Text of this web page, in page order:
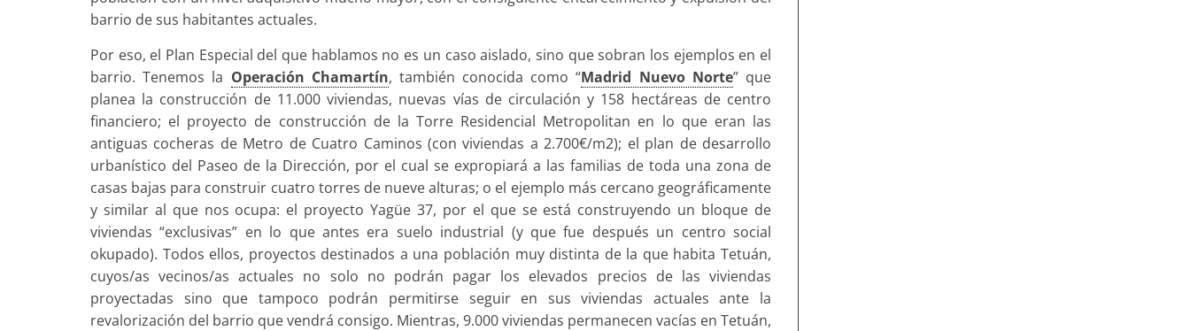
barrio de sus habitantes actuales.
Por eso, el Plan Especial del que hablamos no es un caso aislado, sino que sobran los ejemplos en el
barrio. Tenemos la Operación Chamartín, también conocida como “Madrid Nuevo Norte” que
planea la construcción de 11.000 viviendas, nuevas vías de circulación y 158 hectáreas de centro
financiero; el proyecto de construcción de la Torre Residencial Metropolitan en lo que eran las
antiguas cocheras de Metro de Cuatro Caminos (con viviendas a 2.700€/m2); el plan de desarrollo
urbanístico del Paseo de la Dirección, por el cual se expropiará a las familias de toda una zona de
casas bajas para construir cuatro torres de nueve alturas; o el ejemplo más cercano geográficamente
y similar al que nos ocupa: el proyecto Yagüe 37, por el que se está construyendo un bloque de
viviendas “exclusivas” en lo que antes era suelo industrial (y que fue después un centro social
okupado). Todos ellos, proyectos destinados a una población muy distinta de la que habita Tetuán,
cuyos/as vecinos/as actuales no solo no podrán pagar los elevados precios de las viviendas
proyectadas sino que tampoco podrán permitirse seguir en sus viviendas actuales ante la
revalorización del barrio que vendrá consigo. Mientras, 9.000 viviendas permanecen vacías en Tetuán,